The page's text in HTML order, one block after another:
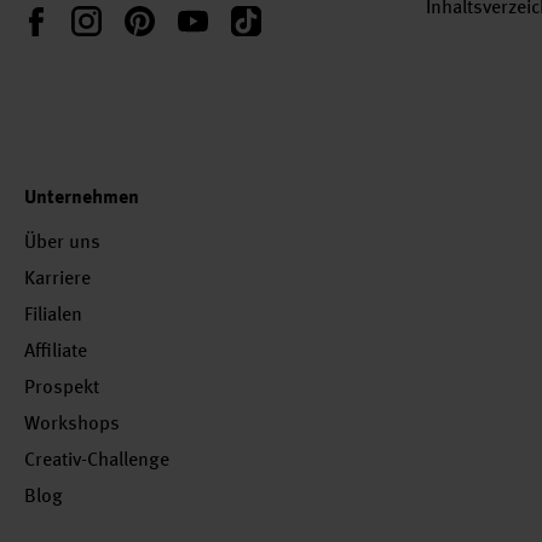
FacebookInstagramPinterestYouTubeTikTok
Unternehmen
Über uns
Karriere
Filialen
Affiliate
Prospekt
Workshops
Creativ-Challenge
Blog